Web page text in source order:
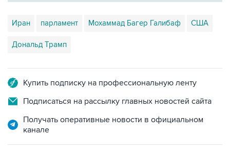
Иран парламент Мохаммад Багер Галибаф США
Дональд Трамп
Купить подписку на профессиональную ленту
Подписаться на рассылку главных новостей сайта
Получать оперативные новости в официальном
канале